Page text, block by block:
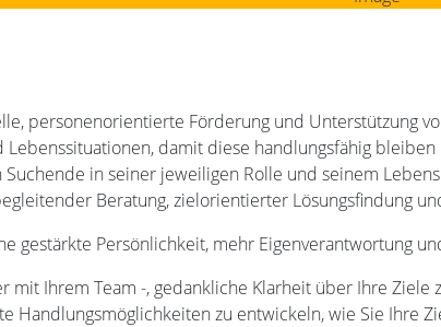
personenorientierte Förderung und Unterstützung
damit diese handlungsfähig
in seiner jeweiligen Rolle und seinem
Beratung, zielorientierter Lösungsfindung
gestärkte Persönlichkeit, mehr Eigenverantwortung
mit Ihrem Team -, gedankliche Klarheit über Ihre Ziele
Handlungsmöglichkeiten zu entwickeln, wie Sie Ihre